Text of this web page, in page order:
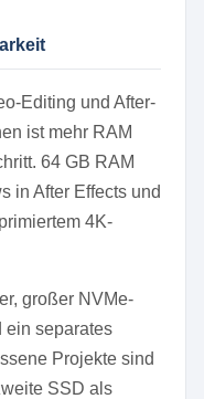
Editing und After-
ist mehr RAM
64 GB RAM
in After Effects und
4K-
großer NVMe-
ein separates
Projekte sind
SSD als